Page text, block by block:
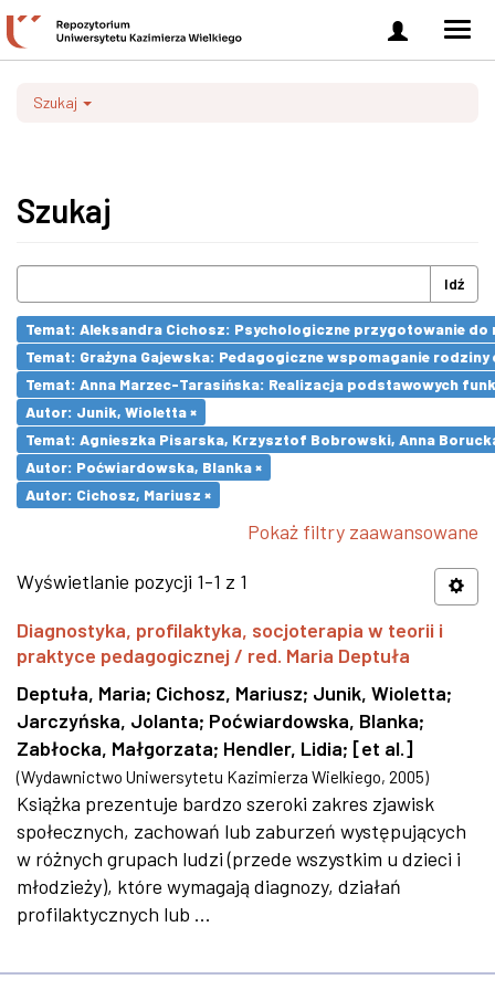
Zaloguj
się
Szukaj
Szukaj
Idź
Temat: Aleksandra Cichosz: Psychologiczne przygotowanie do
Temat: Grażyna Gajewska: Pedagogiczne wspomaganie
Temat: Anna Marzec-Tarasińska: Realizacja podstawowych
Autor: Junik, Wioletta ×
Temat: Agnieszka Pisarska, Krzysztof Bobrowski, Anna
Autor: Poćwiardowska, Blanka ×
Autor: Cichosz, Mariusz ×
Pokaż filtry zaawansowane
Wyświetlanie pozycji 1-1 z 1
Diagnostyka, profilaktyka, socjoterapia w teorii i
praktyce pedagogicznej / red. Maria Deptuła
Deptuła, Maria; Cichosz, Mariusz; Junik, Wioletta;
Jarczyńska, Jolanta; Poćwiardowska, Blanka;
Zabłocka, Małgorzata; Hendler, Lidia; [et al.]
(Wydawnictwo Uniwersytetu Kazimierza Wielkiego, 2005)
Książka prezentuje bardzo szeroki zakres zjawisk
społecznych, zachowań lub zaburzeń występujących
w różnych grupach ludzi (przede wszystkim u dzieci i
młodzieży), które wymagają diagnozy, działań
profilaktycznych lub ...